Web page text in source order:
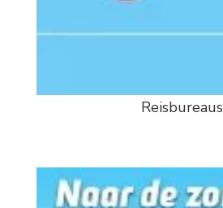
Reisbureaus